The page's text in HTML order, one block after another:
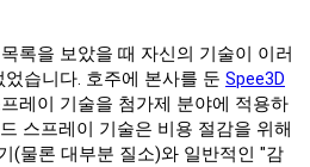
록을 보았을 때 자신의 기술이 이러
습니다. 호주에 본사를 둔 Spee3D
레이 기술을 첨가제 분야에 적용하
스프레이 기술은 비용 절감을 위해
(물론 대부분 질소)와 일반적인 "감